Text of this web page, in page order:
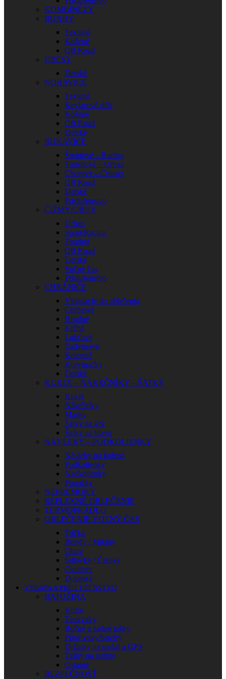
KOMBINÉZY
BUNDY
Textilné
Kožené
Off Road
DRESY
Detské
NOHAVICE
Textilné
Kevlarové rifle
Kožené
Off Road
Detské
RUKAVICE
Športové – Racing
Turistické – Urban
Chopper – Cruiser
Off Road
Detské
Príslušenstvo
ČIŽMY/OBUV
Urban
Sport/Racing
Touring
Off Road
Detské
Voľný čas
Príslušenstvo
CHRÁNIČE
Vkladacie do oblečenia
Chrbtové
Hrudné
Krčné
Lakťové
Ľadvinové
Kolenné
Korytnačky
Detské
KUKLY – NÁKRČNÍKY – ŠATKY
Kukly
Nákrčníky
Masky
Šatky na krk
Šatky na hlavu
NÁVLEKY – PODKOLIENKY
Návleky na kolená
Podkolienky
Nadkolienky
Ponožky
NEPREMOKY
REFLEXNÉ OBLEČENIE
TERMOPRÁDLO
OBLEČENIE VOĽNÝ ČAS
Tričká
Bundy / Mikiny
Obuv
Šiltovky / Čiapky
Okuliare
Doplnky
VÝBAVA A PRÍSLUŠENSTVO
BATOŽINA
Kufre
Tankvaky
Bočné a zadné tašky
Pitné vaky/batohy
Držiaky na mobil a GPS
Tašky na stehno
Ostatné
BEZPEČNOSŤ